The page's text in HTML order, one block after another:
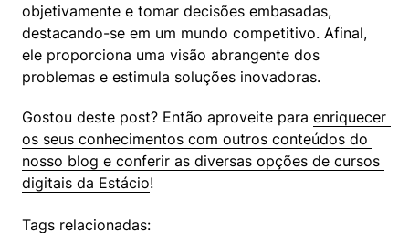
objetivamente e tomar decisões embasadas,
destacando-se em um mundo competitivo. Afinal,
ele proporciona uma visão abrangente dos
problemas e estimula soluções inovadoras.
Gostou deste post? Então aproveite para enriquecer
os seus conhecimentos com outros conteúdos do
nosso blog e conferir as diversas opções de cursos
digitais da Estácio!
Tags relacionadas: